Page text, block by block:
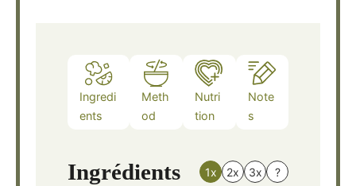
Ingredi
ents
Meth
od
Nutri
tion
Note
s
Ingrédients 1x 2x 3x ?